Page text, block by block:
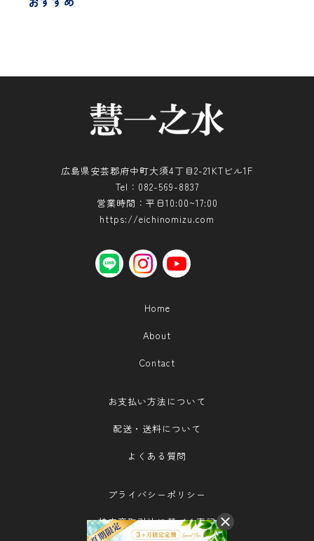
広島県安芸郡府中町大須4丁目2-21KTビル1F
Tel：082-569-8837
営業時間：平日10:00~17:00
https://eichinomizu.com
LINE instagram YouTube
Home
About
Contact
お支払い方法について
配送・送料について
よくある質問
プライバシーポリシー
特定商取引法に基づく表記